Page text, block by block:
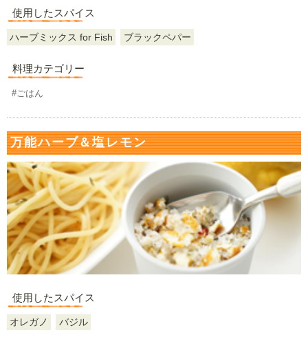
使用したスパイス
ハーブミックス for Fish ブラックペパー
料理カテゴリー
#ごはん
万能ハーブ＆塩レモン
使用したスパイス
オレガノ バジル